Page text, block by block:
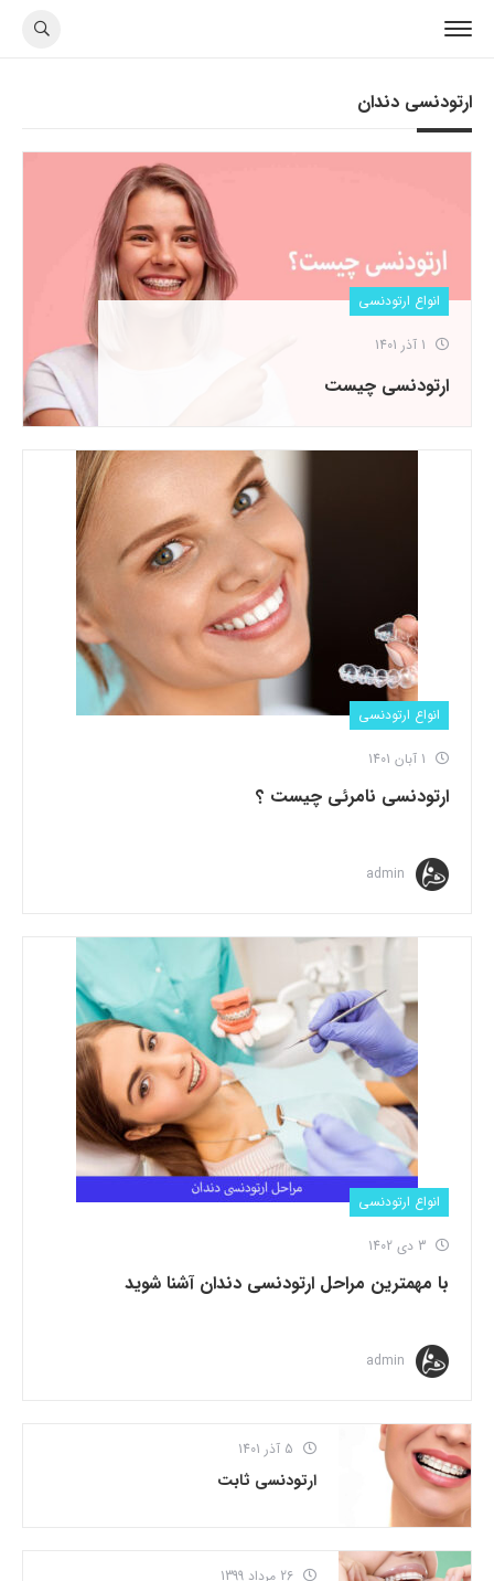
ارتودنسی دندان
انواع ارتودنسی
ارتودنسی چیست
انواع ارتودنسی
ارتودنسی نامرئی چیست ؟
admin
انواع ارتودنسی
با مهمترین مراحل ارتودنسی دندان آشنا شوید
admin
ارتودنسی ثابت